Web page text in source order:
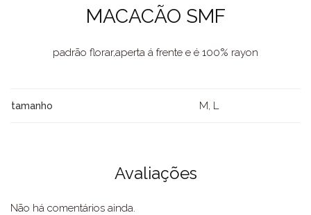
MACACÃO SMF
padrão florar,aperta á frente e é 100% rayon
tamanho M, L
Avaliações
Não há comentários ainda.